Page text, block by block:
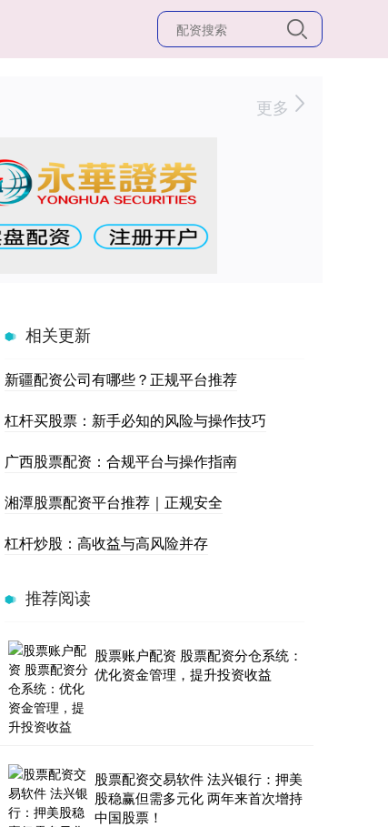
更多
相关更新
新疆配资公司有哪些？正规平台推荐
杠杆买股票：新手必知的风险与操作技巧
广西股票配资：合规平台与操作指南
湘潭股票配资平台推荐｜正规安全
杠杆炒股：高收益与高风险并存
推荐阅读
股票账户配资 股票配资分仓系统：
优化资金管理，提升投资收益
股票配资交易软件 法兴银行：押美
股稳赢但需多元化 两年来首次增持
中国股票！